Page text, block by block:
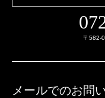
〒582-
メールでのお問